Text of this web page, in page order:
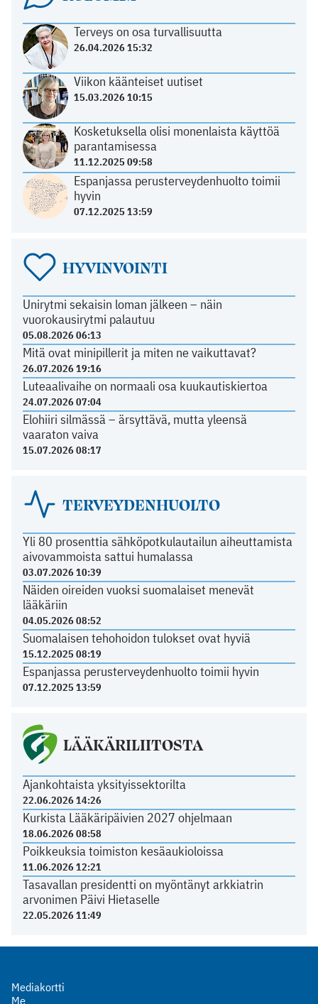
Terveys on osa turvallisuutta
26.04.2026 15:32
Viikon käänteiset uutiset
15.03.2026 10:15
Kosketuksella olisi monenlaista käyttöä
parantamisessa
11.12.2025 09:58
Espanjassa perusterveydenhuolto toimii
hyvin
07.12.2025 13:59
HYVINVOINTI
Unirytmi sekaisin loman jälkeen – näin
vuorokausirytmi palautuu
05.08.2026 06:13
Mitä ovat minipillerit ja miten ne vaikuttavat?
26.07.2026 19:16
Luteaalivaihe on normaali osa kuukautiskiertoa
24.07.2026 07:04
Elohiiri silmässä – ärsyttävä, mutta yleensä
vaaraton vaiva
15.07.2026 08:17
TERVEYDENHUOLTO
Yli 80 prosenttia sähköpotkulautailun aiheuttamista
aivovammoista sattui humalassa
03.07.2026 10:39
Näiden oireiden vuoksi suomalaiset menevät
lääkäriin
04.05.2026 08:52
Suomalaisen tehohoidon tulokset ovat hyviä
15.12.2025 08:19
Espanjassa perusterveydenhuolto toimii hyvin
07.12.2025 13:59
LÄÄKÄRILIITOSTA
Ajankohtaista yksityissektorilta
22.06.2026 14:26
Kurkista Lääkäripäivien 2027 ohjelmaan
18.06.2026 08:58
Poikkeuksia toimiston kesäaukioloissa
11.06.2026 12:21
Tasavallan presidentti on myöntänyt arkkiatrin
arvonimen Päivi Hietaselle
22.05.2026 11:49
Mediakortti
Me